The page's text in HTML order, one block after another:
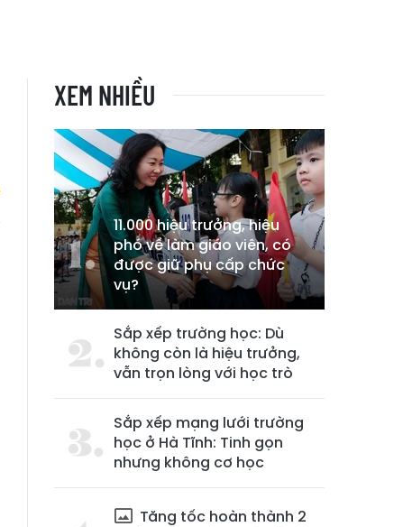
XEM NHIỀU
11.000 hiệu trưởng, hiệu
phó về làm giáo viên, có
được giữ phụ cấp chức
vụ?
Sắp xếp trường học: Dù
không còn là hiệu trưởng,
vẫn trọn lòng với học trò
Sắp xếp mạng lưới trường
học ở Hà Tĩnh: Tinh gọn
nhưng không cơ học
Tăng tốc hoàn thành 2